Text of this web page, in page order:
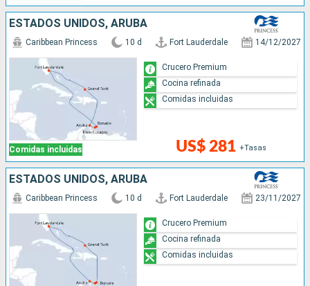
ESTADOS UNIDOS, ARUBA
Comidas incluidas
Caribbean Princess 10 d Fort Lauderdale 14/12/2027
US$ 281 +Tasas
Crucero Premium
Cocina refinada
Comidas incluidas
ESTADOS UNIDOS, ARUBA
Caribbean Princess 10 d Fort Lauderdale 23/11/2027
Crucero Premium
Cocina refinada
Comidas incluidas